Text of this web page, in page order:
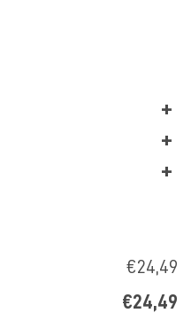
+
+
+
€24,49
€24,49